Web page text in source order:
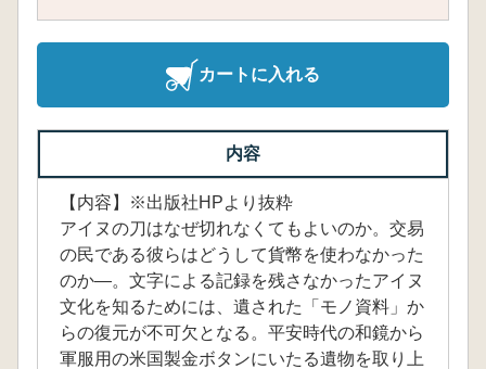
カートに入れる
内容
【内容】※出版社HPより抜粋
アイヌの刀はなぜ切れなくてもよいのか。交易
の民である彼らはどうして貨幣を使わなかった
のか―。文字による記録を残さなかったアイヌ
文化を知るためには、遺された「モノ資料」か
らの復元が不可欠となる。平安時代の和鏡から
軍服用の米国製金ボタンにいたる遺物を取り上